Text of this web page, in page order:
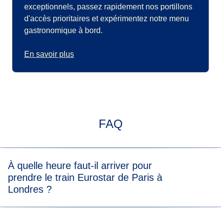
exceptionnels, passez rapidement nos portillons
d'accès prioritaires et expérimentez notre menu
gastronomique à bord.
En savoir plus
FAQ
À quelle heure faut-il arriver pour
prendre le train Eurostar de Paris à
Londres ?